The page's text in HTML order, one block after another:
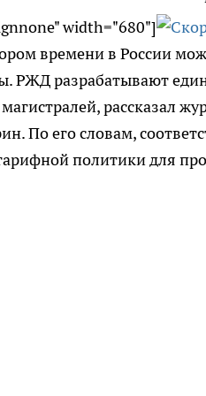
width="680"]
времени в России
РЖД разрабатывают
рассказал
По его словам,
политики для